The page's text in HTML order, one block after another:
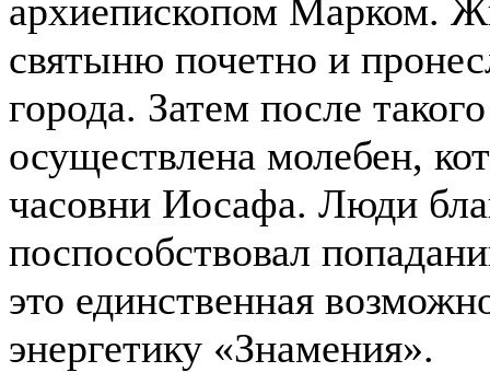
архиепископом Марком.
святыню почетно и
города. Затем после
осуществлена молебен,
часовни Иосафа. Люди
поспособствовал
это единственная
энергетику «Знамения».